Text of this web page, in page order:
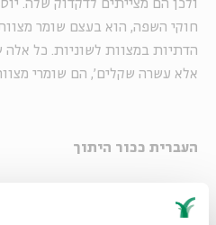
ולכן הם מצייתים לדקדוק שלה.
חוקי השפה, הוא בעצם שומר
הדתיות במצוות לשוניות. כל
אלא עשרה שקלים', הם שומרי
העברית ככור היתוך
תמיר קרקסון חקר בעבודת התזה